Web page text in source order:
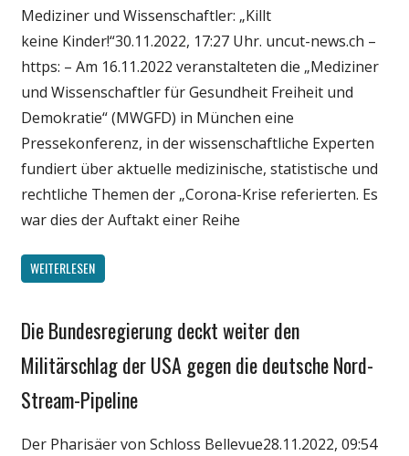
Politik
Wirtschaft
Wissenschaft
Mediziner und Wissenschaftler: „Killt
keine Kinder!“30.11.2022, 17:27 Uhr. uncut-news.ch –
https: – Am 16.11.2022 veranstalteten die „Mediziner
und Wissenschaftler für Gesundheit Freiheit und
Demokratie“ (MWGFD) in München eine
Pressekonferenz, in der wissenschaftliche Experten
fundiert über aktuelle medizinische, statistische und
rechtliche Themen der „Corona-Krise referierten. Es
war dies der Auftakt einer Reihe
WEITERLESEN
Gesellschaft
Medien
Wirtschaft
Wissenschaft
Die Bundesregierung deckt weiter den
Militärschlag der USA gegen die deutsche Nord-
Stream-Pipeline
Der Pharisäer von Schloss Bellevue28.11.2022, 09:54